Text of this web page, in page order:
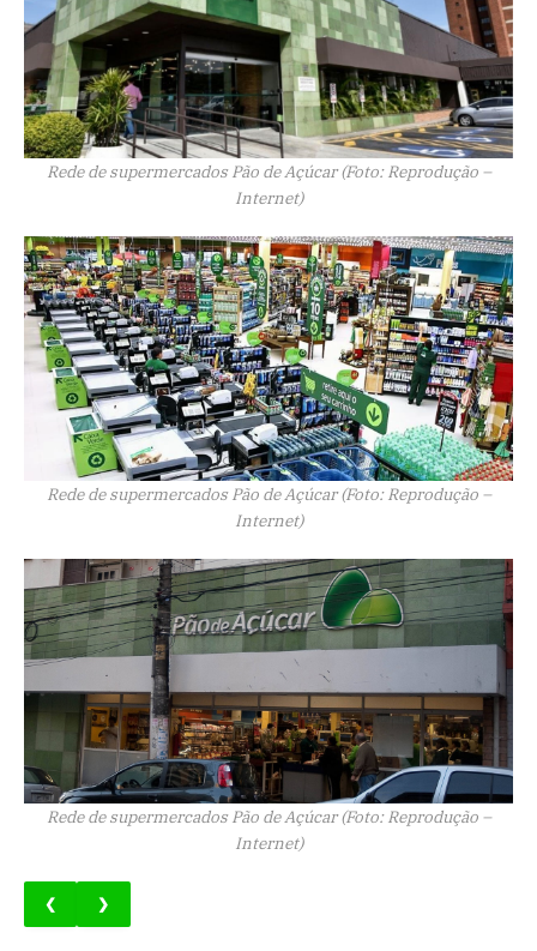
Rede de supermercados Pão de Açúcar (Foto: Reprodução –
Internet)
Rede de supermercados Pão de Açúcar (Foto: Reprodução –
Internet)
Rede de supermercados Pão de Açúcar (Foto: Reprodução –
Internet)
❮ ❯